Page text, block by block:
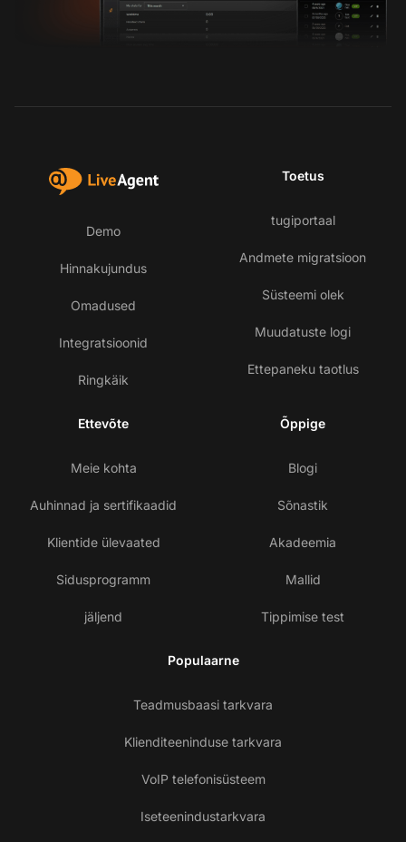
Demo
Hinnakujundus
Omadused
Integratsioonid
Ringkäik
Toetus
tugiportaal
Andmete migratsioon
Süsteemi olek
Muudatuste logi
Ettepaneku taotlus
Ettevõte
Meie kohta
Auhinnad ja sertifikaadid
Klientide ülevaated
Sidusprogramm
jäljend
Õppige
Blogi
Sõnastik
Akadeemia
Mallid
Tippimise test
Populaarne
Teadmusbaasi tarkvara
Klienditeeninduse tarkvara
VoIP telefonisüsteem
Iseteenindustarkvara